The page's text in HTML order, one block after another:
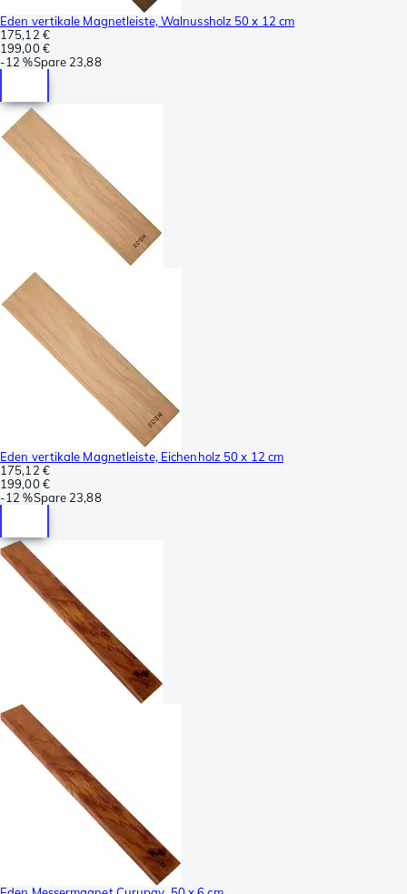
Eden vertikale Magnetleiste, Walnussholz 50 x 12 cm
175,12 €
199,00 €
-12 %Spare 23,88
Eden vertikale Magnetleiste, Eichenholz 50 x 12 cm
175,12 €
199,00 €
-12 %Spare 23,88